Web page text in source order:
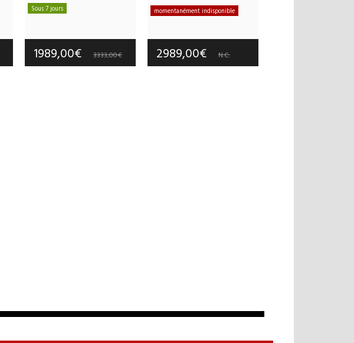
Sous 7 jours
Garantie :3 an(s)
1989,00€ 3333,00€
momentanément indisponible
Garantie :2 an(s)
2989,00€ N.C.